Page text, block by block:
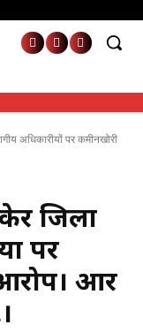
अधिकारीयों पर कमीनखोरी
जिला
पर
आर